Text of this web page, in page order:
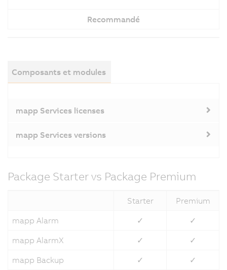
Recommandé
Composants et modules
mapp Services licenses
mapp Services versions
Package Starter vs Package Premium
Starter
Premium
mapp Alarm
✓
✓
mapp AlarmX
✓
✓
mapp Backup
✓
✓